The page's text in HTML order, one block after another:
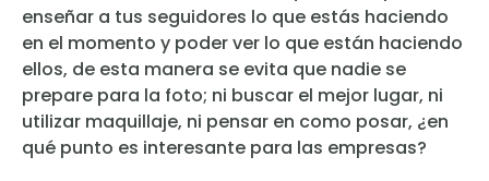
enseñar a tus seguidores lo que estás haciendo
en el momento y poder ver lo que están haciendo
ellos, de esta manera se evita que nadie se
prepare para la foto; ni buscar el mejor lugar, ni
utilizar maquillaje, ni pensar en como posar, ¿en
qué punto es interesante para las empresas?